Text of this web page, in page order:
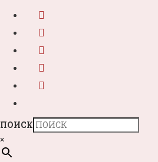
ПОИСК
×